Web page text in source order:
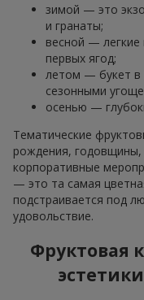
зимой — это
и гранаты;
весной —
первых ягод;
летом — букет в
сезонными
осенью —
Тематические
рождения, годовщины,
корпоративные
— это та самая
подстраивается под
удовольствие.
Фруктовая